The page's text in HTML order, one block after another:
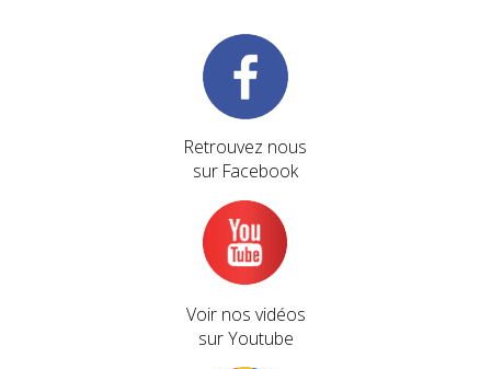
Retrouvez nous
sur Facebook
Voir nos vidéos
sur Youtube